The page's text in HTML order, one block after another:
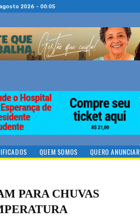
2026 - 00:05
QUEM SOMOS QUERO ANUNCIAR
PARA CHUVAS